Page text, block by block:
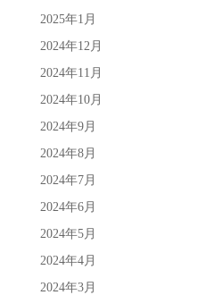
2025年1月
2024年12月
2024年11月
2024年10月
2024年9月
2024年8月
2024年7月
2024年6月
2024年5月
2024年4月
2024年3月